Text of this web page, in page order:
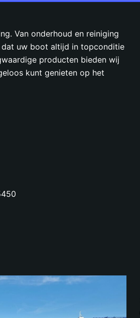
Van onderhoud en reiniging
uw boot altijd in topconditie
producten bieden wij
kunt genieten op het